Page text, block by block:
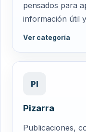
pensados para
información útil
Ver categoría
PI
Pizarra
Publicaciones,